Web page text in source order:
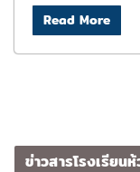
Read More
ข่าวสารโรงเรียน